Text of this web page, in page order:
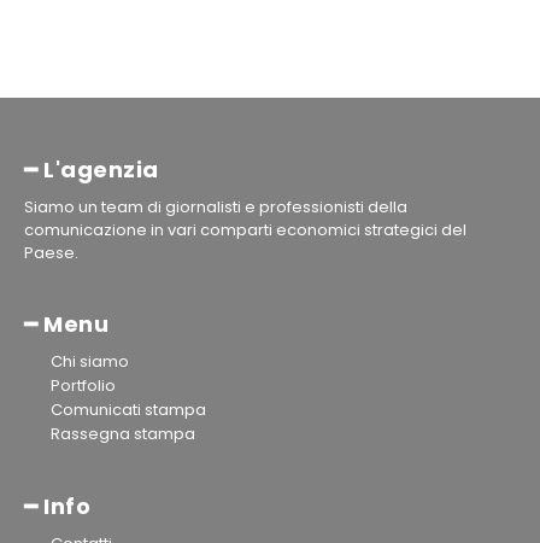
━ L'agenzia
Siamo un team di giornalisti e professionisti della
comunicazione in vari comparti economici strategici del
Paese.
━ Menu
Chi siamo
Portfolio
Comunicati stampa
Rassegna stampa
━ Info